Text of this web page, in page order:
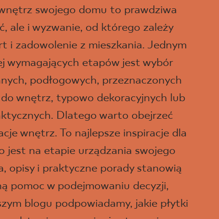
swojego domu to prawdziwa
ale i wyzwanie, od którego zależy
i zadowolenie z mieszkania. Jednym
wymagających etapów jest wybór
podłogowych, przeznaczonych
wnętrz, typowo dekoracyjnych lub
Dlatego warto obejrzeć
wnętrz. To najlepsze inspiracje dla
jest na etapie urządzania swojego
opisy i praktyczne porady stanowią
pomoc w podejmowaniu decyzji,
blogu podpowiadamy, jakie płytki